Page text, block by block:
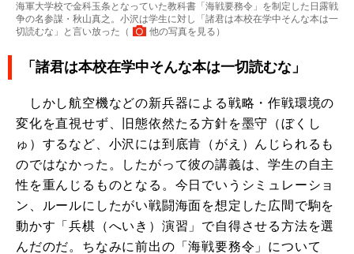
海軍大学校で金科玉条となっていた教科書「海戦要務令」を制定した日露戦
争の名参謀・秋山真之。小沢は学生に対し「諸君は本校在学中そんな本は一
切読むな」と言い放った（
他の写真を見る ）
「諸君は本校在学中そんな本は一切読むな」
しかし航空機などの新兵器による戦略・作戦環境の
変化を直視せず、旧態依然たる方針を墨守（ぼくし
ゅ）するなど、小沢には到底肯（がえ）んじられるも
のではなかった。したがって彼の講義は、学生の自主
性を重んじるものとなる。今日でいうシミュレーショ
ン、ルールにしたがい戦闘海面を想定した広間で駒を
動かす「兵棋（へいき）演習」で自得させる方法を選
んだのだ。ちなみに前出の「海戦要務令」について